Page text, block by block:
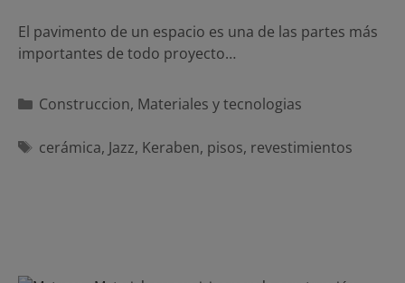
El pavimento de un espacio es una de las partes más
importantes de todo proyecto…
Categorías
Construccion, Materiales y tecnologias
Etiquetas
cerámica, Jazz, Keraben, pisos, revestimientos